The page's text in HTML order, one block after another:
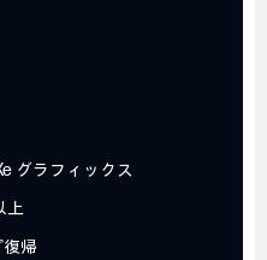
グラフィックス
上
帰